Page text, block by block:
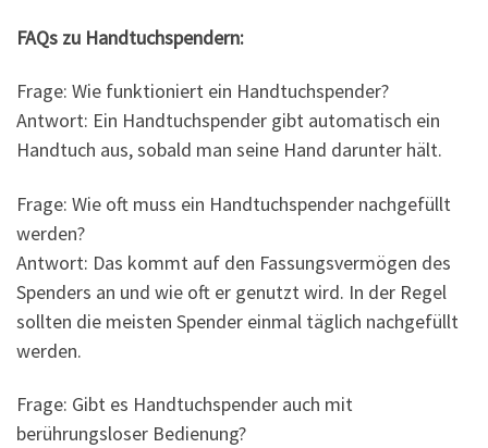
FAQs zu Handtuchspendern:
Frage: Wie funktioniert ein Handtuchspender?
Antwort: Ein Handtuchspender gibt automatisch ein
Handtuch aus, sobald man seine Hand darunter hält.
Frage: Wie oft muss ein Handtuchspender nachgefüllt
werden?
Antwort: Das kommt auf den Fassungsvermögen des
Spenders an und wie oft er genutzt wird. In der Regel
sollten die meisten Spender einmal täglich nachgefüllt
werden.
Frage: Gibt es Handtuchspender auch mit
berührungsloser Bedienung?